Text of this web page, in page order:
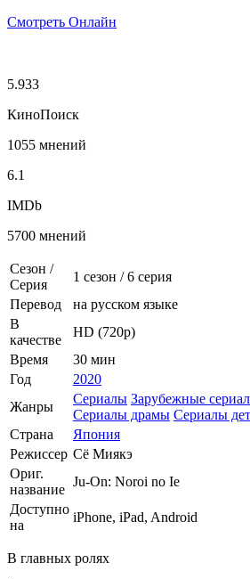
Смотреть Онлайн
5.933
КиноПоиск
1055 мнений
6.1
IMDb
5700 мнений
Сезон /
Серия
1 сезон /6 серия
Перевод
на русском языке
В
качестве
HD (720p)
Время
30 мин
Год
2020
Жанры
Сериалы Зарубежные
Сериалы драмы Сериалы
Страна
Япония
Режиссер Сё Миякэ
Ориг.
название
Ju-On: Noroi no Ie
Доступно
на
iPhone, iPad, Android
В главных ролях